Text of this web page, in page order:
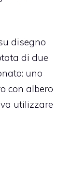
disegno
di due
uno
con albero
utilizzare